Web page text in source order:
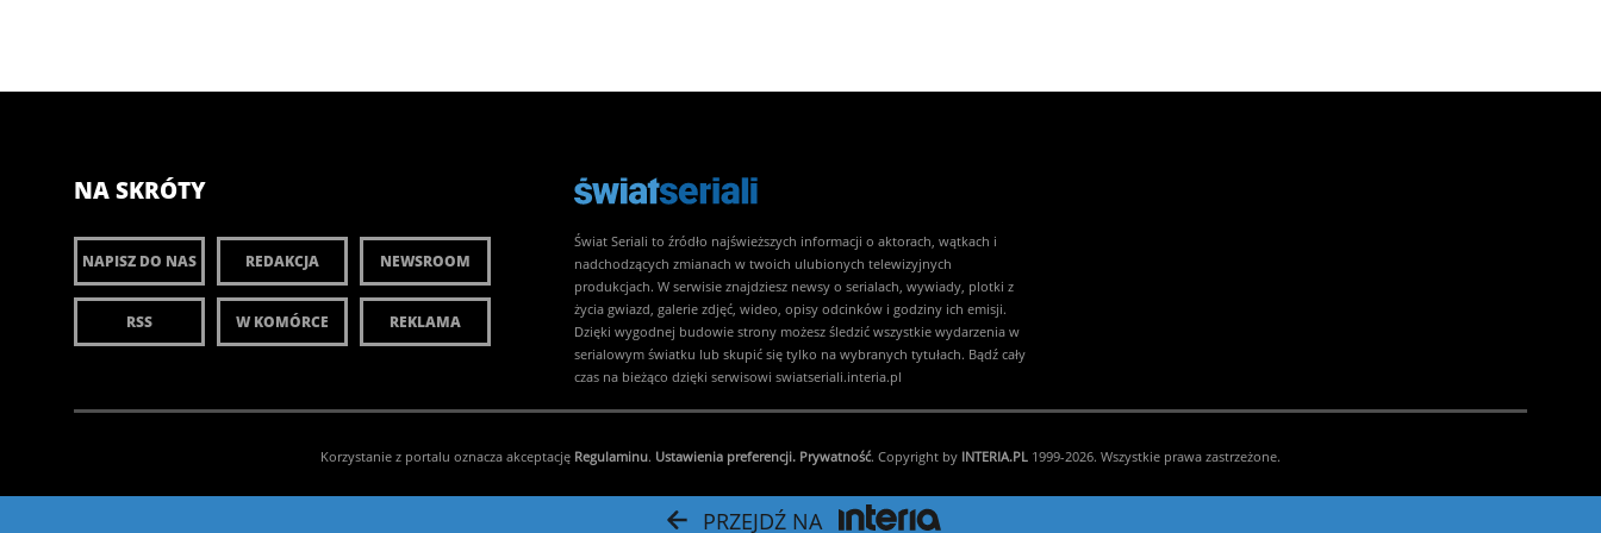
NA SKRÓTY
NAPISZ DO NAS REDAKCJA NEWSROOM
RSS W KOMÓRCE REKLAMA
Świat Seriali to źródło najświeższych informacji o aktorach, wątkach i
nadchodzących zmianach w twoich ulubionych telewizyjnych
produkcjach. W serwisie znajdziesz newsy o serialach, wywiady, plotki z
życia gwiazd, galerie zdjęć, wideo, opisy odcinków i godziny ich emisji.
Dzięki wygodnej budowie strony możesz śledzić wszystkie wydarzenia w
serialowym światku lub skupić się tylko na wybranych tytułach. Bądź cały
czas na bieżąco dzięki serwisowi swiatseriali.interia.pl
Korzystanie z portalu oznacza akceptację Regulaminu. Ustawienia preferencji. Prywatność. Copyright by INTERIA.PL 1999-2026. Wszystkie prawa zastrzeżone.
PRZEJDŹ NA